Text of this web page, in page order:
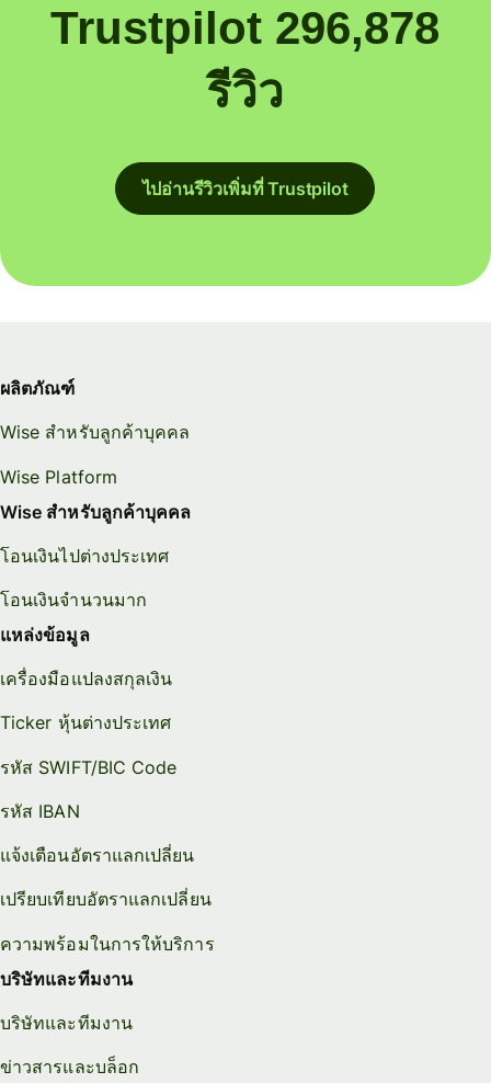
Trustpilot 296,878
รีวิว
ไปอ่านรีวิวเพิ่มที่ Trustpilot
ผลิตภัณฑ์
Wise สำหรับลูกค้าบุคคล
Wise Platform
Wise สำหรับลูกค้าบุคคล
โอนเงินไปต่างประเทศ
โอนเงินจำนวนมาก
แหล่งข้อมูล
เครื่องมือแปลงสกุลเงิน
Ticker หุ้นต่างประเทศ
รหัส SWIFT/BIC Code
รหัส IBAN
แจ้งเตือนอัตราแลกเปลี่ยน
เปรียบเทียบอัตราแลกเปลี่ยน
ความพร้อมในการให้บริการ
บริษัทและทีมงาน
บริษัทและทีมงาน
ข่าวสารและบล็อก